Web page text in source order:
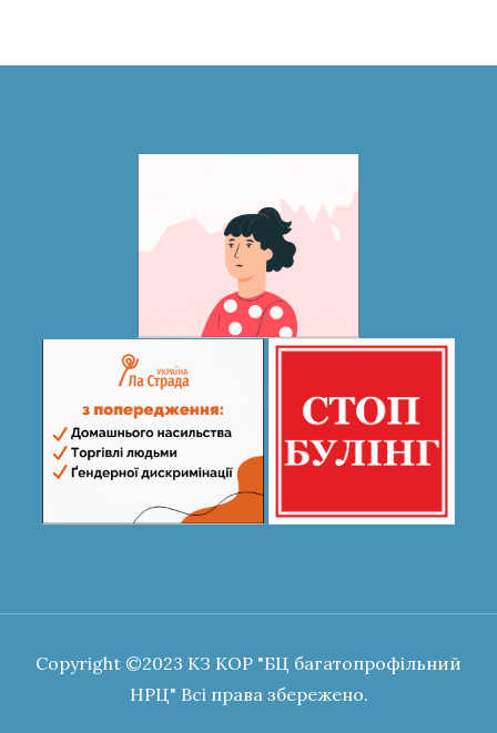
Copyright ©2023 КЗ КОР "БЦ багатопрофільний
НРЦ" Всі права збережено.